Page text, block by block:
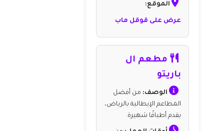
الموقع:
عرض على قوقل ماب
مطعم ال
باريتو
الوصف: من أفضل
المطاعم الإيطالية بالرياض،
يقدم أطباقًا شهيرة.